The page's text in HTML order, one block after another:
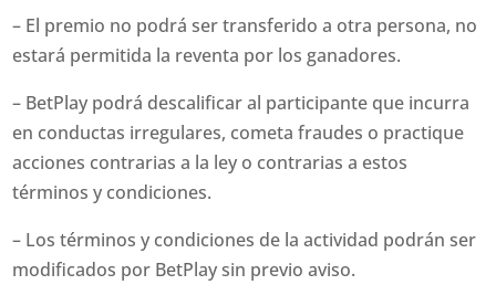
– El premio no podrá ser transferido a otra persona, no
estará permitida la reventa por los ganadores.
– BetPlay podrá descalificar al participante que incurra
en conductas irregulares, cometa fraudes o practique
acciones contrarias a la ley o contrarias a estos
términos y condiciones.
– Los términos y condiciones de la actividad podrán ser
modificados por BetPlay sin previo aviso.